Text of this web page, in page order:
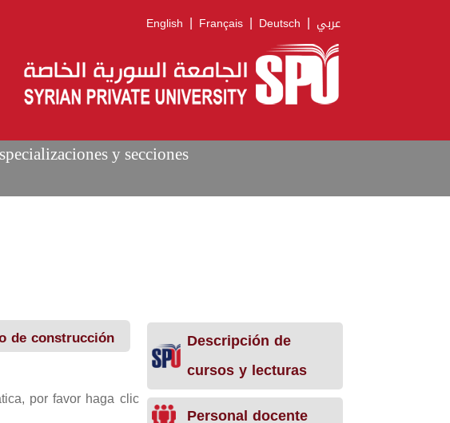
English | Français | Deutsch | عربي
y secciones
Descripción de
cursos y lecturas
Personal docente
de construcción
por favor haga clic